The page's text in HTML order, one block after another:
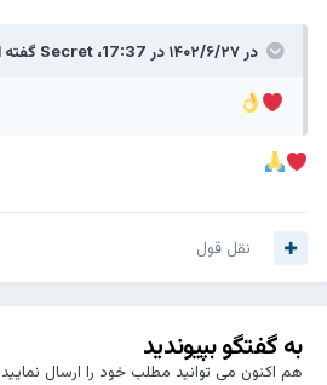
در ۱۴۰۲/۶/۲۷ در 17:37، Secretگفته
نقل قول
به گفتگو بپیوندید
هم اکنون می توانید مطلب خود را ارسال نمایید